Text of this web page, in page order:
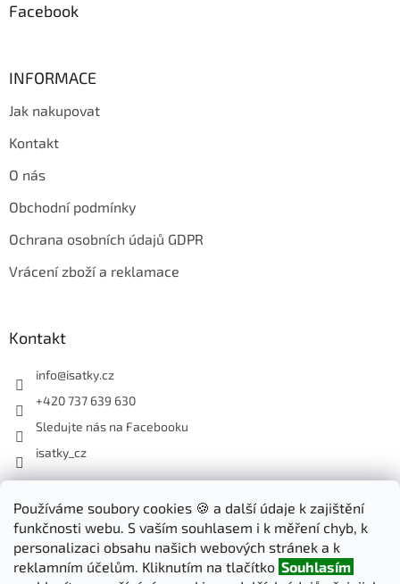
Používáme soubory cookies 🍪 a další údaje k zajištění
funkčnosti webu. S vaším souhlasem i k měření chyb, k
personalizaci obsahu našich webových stránek a k
reklamním účelům. Kliknutím na tlačítko Souhlasím
Facebook
INFORMACE
Jak nakupovat
Kontakt
O nás
Obchodní podmínky
Ochrana osobních údajů GDPR
Vrácení zboží a reklamace
Kontakt
info@isatky.cz
+420 737 639 630
Sledujte nás na Facebooku
isatky_cz
Odebírat newsletter
Vložte svůj e-mail a my vám budeme zasílat informace o nových
produktech na našem e-shopu.